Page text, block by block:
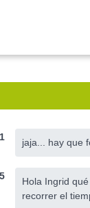
jaja... hay que
Hola Ingrid
recorrer el